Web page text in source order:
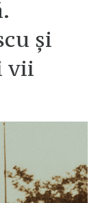
și
vii